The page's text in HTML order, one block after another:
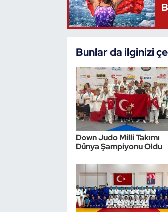
Bunlar da ilginizi
Down Judo Milli Takımı
Dünya Şampiyonu Oldu
Paralimpik
Sualtı Sporları